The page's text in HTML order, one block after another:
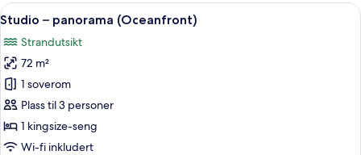
Åpne
alle
bildene
av
Studio
–
panorama
(Oceanfront)
Studio – panorama (Oceanfront) |
9
Studio – panorama (Oceanfront)
Strandutsikt
72 m²
1 soverom
Plass til 3 personer
1 kingsize-seng
Wi-fi inkludert